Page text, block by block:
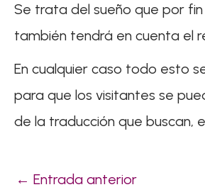
Se trata del sueño que por
también tendrá en cuenta el
En cualquier caso todo esto
para que los visitantes se
de la traducción que buscan,
← Entrada anterior